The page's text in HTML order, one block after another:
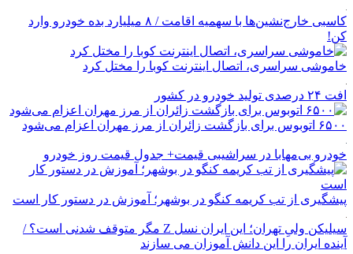
کاسبی خارج‌نشین‌ها با سهمیه اقامت / ۸ میلیارد بده خودرو وارد
کن!
خاموشی سراسری، اتصال اینترنت کوبا را مختل کرد
افت ۲۴ درصدی تولید خودرو در کشور
۶۵۰۰ اتوبوس برای بازگشت زائران از مرز مهران اعزام می‌شود
خودرو بی‌مهابا در سراشیبی قیمت+ جدول قیمت روز خودرو
پیشگیری از تب کریمه کنگو در بوشهر؛ آموزش در دستور کار است
سیلیکن ولیِ تهران؛ این ایران نسل Z مگر متوقف شدنی است؟ /
آینده ایران را این دانش آموزان می سازند